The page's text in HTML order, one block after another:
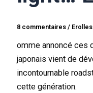
8 commentaires /
omme annoncé ces
japonais vient de
incontournable
cette génération.